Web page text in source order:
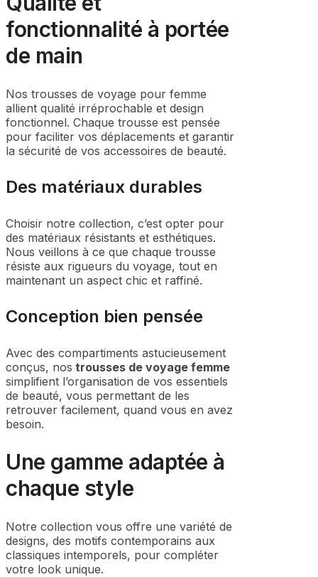
fonctionnalité à portée
de main
Nos trousses de voyage pour femme
allient qualité irréprochable et design
fonctionnel. Chaque trousse est pensée
pour faciliter vos déplacements et garantir
la sécurité de vos accessoires de beauté.
Des matériaux durables
Choisir notre collection, c’est opter pour
des matériaux résistants et esthétiques.
Nous veillons à ce que chaque trousse
résiste aux rigueurs du voyage, tout en
maintenant un aspect chic et raffiné.
Conception bien pensée
Avec des compartiments astucieusement
conçus, nos trousses de voyage femme
simplifient l’organisation de vos essentiels
de beauté, vous permettant de les
retrouver facilement, quand vous en avez
besoin.
Une gamme adaptée à
chaque style
Notre collection vous offre une variété de
designs, des motifs contemporains aux
classiques intemporels, pour compléter
votre look unique.